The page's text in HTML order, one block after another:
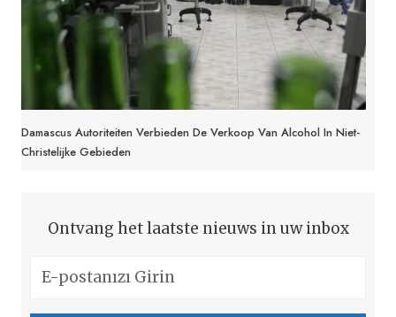
Damascus Autoriteiten Verbieden De Verkoop Van Alcohol In Niet-
Christelijke Gebieden
Ontvang het laatste nieuws in uw inbox